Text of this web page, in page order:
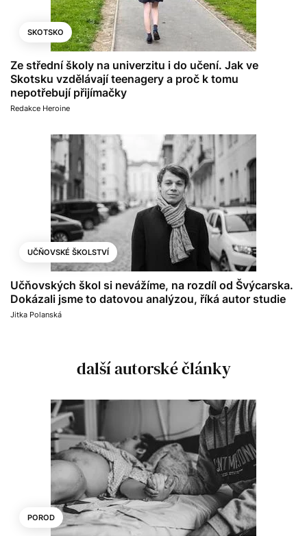
SKOTSKO
Ze střední školy na univerzitu i do učení. Jak ve
Skotsku vzdělávají teenagery a proč k tomu
nepotřebují přijímačky
Redakce Heroine
UČŇOVSKÉ ŠKOLSTVÍ
Učňovských škol si nevážíme, na rozdíl od Švýcarska.
Dokázali jsme to datovou analýzou, říká autor studie
Jitka Polanská
další autorské články
POROD